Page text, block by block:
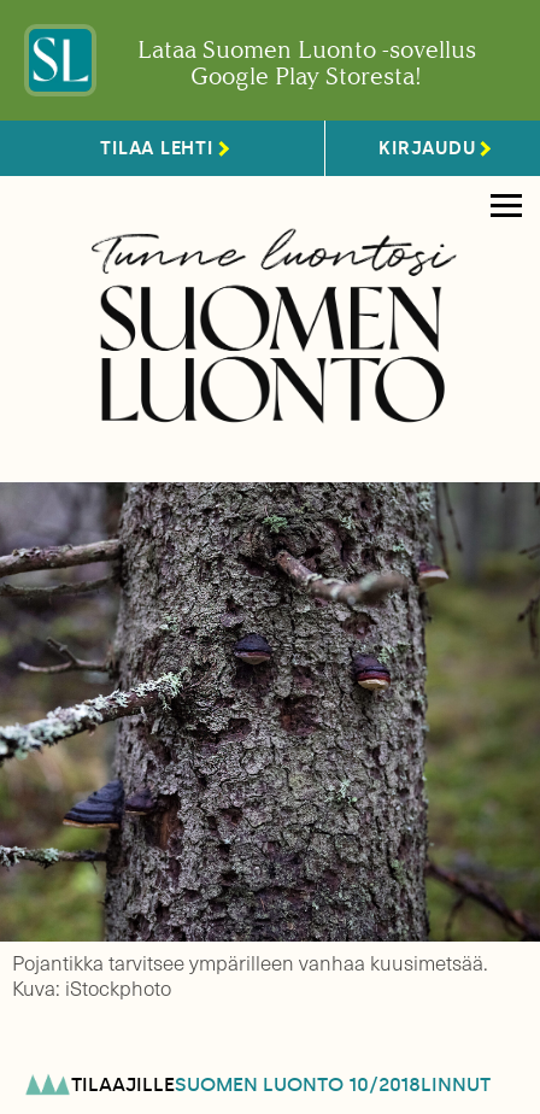
Lataa Suomen Luonto -sovellus
Google Play Storesta!
TILAA LEHTI KIRJAUDU
Pojantikka tarvitsee ympärilleen vanhaa kuusimetsää.
Kuva: iStockphoto
TILAAJILLESUOMEN LUONTO 10/2018LINNUT